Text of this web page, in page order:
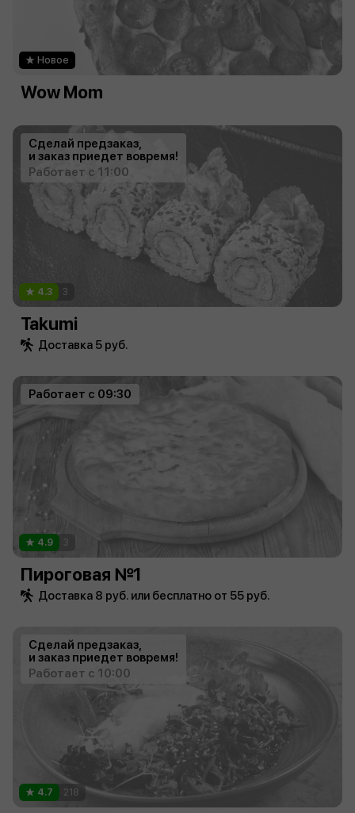
Новое
Wow Mom
Сделай предзаказ,
и заказ приедет вовремя!
Работает с 11:00
4.3 3
Takumi
Доставка 5 руб.
Работает с 09:30
4.9 3
Пироговая №1
Доставка 8 руб. или бесплатно от 55 руб.
Сделай предзаказ,
и заказ приедет вовремя!
Работает с 10:00
4.7 218